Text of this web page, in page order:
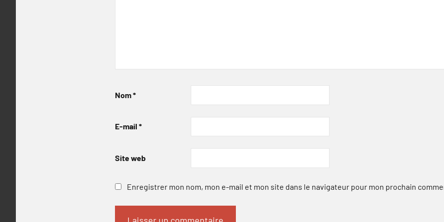
Nom*
E-mail *
Site web
Enregistrer mon nom, mon e-mail et mon site dans le navigateur pour mon prochain